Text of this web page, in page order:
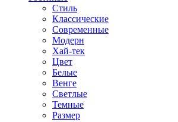
Стиль
Классические
Современные
Модерн
Хай-тек
Цвет
Белые
Венге
Светлые
Темные
Размер